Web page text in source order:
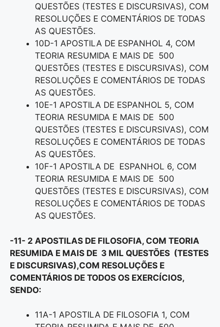
QUESTÕES (TESTES E DISCURSIVAS), COM
RESOLUÇÕES E COMENTÁRIOS DE TODAS
AS QUESTÕES.
10D-1 APOSTILA DE ESPANHOL 4, COM
TEORIA RESUMIDA E MAIS DE 500
QUESTÕES (TESTES E DISCURSIVAS), COM
RESOLUÇÕES E COMENTÁRIOS DE TODAS
AS QUESTÕES.
10E-1 APOSTILA DE ESPANHOL 5, COM
TEORIA RESUMIDA E MAIS DE 500
QUESTÕES (TESTES E DISCURSIVAS), COM
RESOLUÇÕES E COMENTÁRIOS DE TODAS
AS QUESTÕES.
10F-1 APOSTILA DE ESPANHOL 6, COM
TEORIA RESUMIDA E MAIS DE 500
QUESTÕES (TESTES E DISCURSIVAS), COM
RESOLUÇÕES E COMENTÁRIOS DE TODAS
AS QUESTÕES.
-11- 2 APOSTILAS DE FILOSOFIA, COM TEORIA
RESUMIDA E MAIS DE 3 MIL QUESTÕES (TESTES
E DISCURSIVAS),COM RESOLUÇÕES E
COMENTÁRIOS DE TODOS OS EXERCÍCIOS,
SENDO:
11A-1 APOSTILA DE FILOSOFIA 1, COM